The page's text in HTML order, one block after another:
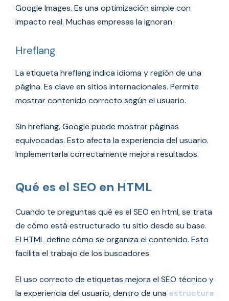
Google Images. Es una optimización simple con
impacto real. Muchas empresas la ignoran.
Hreflang
La etiqueta hreflang indica idioma y región de una
página. Es clave en sitios internacionales. Permite
mostrar contenido correcto según el usuario.
Sin hreflang, Google puede mostrar páginas
equivocadas. Esto afecta la experiencia del usuario.
Implementarla correctamente mejora resultados.
Qué es el SEO en HTML
Cuando te preguntas qué es el SEO en html, se trata
de cómo está estructurado tu sitio desde su base.
El HTML define cómo se organiza el contenido. Esto
facilita el trabajo de los buscadores.
El uso correcto de etiquetas mejora el SEO técnico y
la experiencia del usuario, dentro de una estructura